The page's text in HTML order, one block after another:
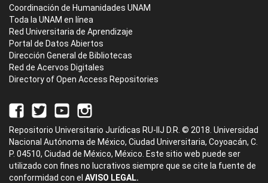
Coordinación de Humanidades UNAM
Toda la UNAM en línea
Red Universitaria de Aprendizaje
Portal de Datos Abiertos
Dirección General de Bibliotecas
Red de Acervos Digitales
Directory of Open Access Repositories
Repositorio Universitario Jurídicas RU-IIJ D.R. © 2018. Universidad
Nacional Autónoma de México, Ciudad Universitaria, Coyoacán, C.
P. 04510, Ciudad de México, México. Este sitio web puede ser
utilizado con fines no lucrativos siempre que se cite la fuente de
conformidad con el AVISO LEGAL.